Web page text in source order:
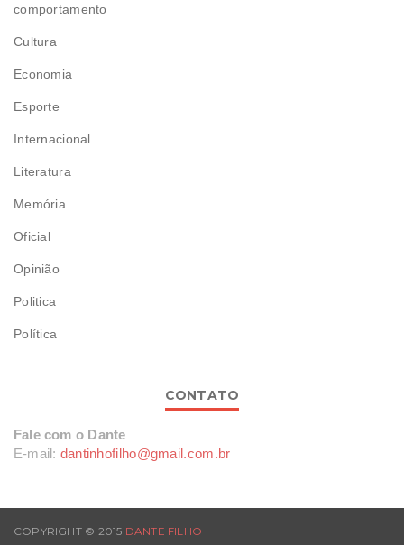
comportamento
Cultura
Economia
Esporte
Internacional
Literatura
Memória
Oficial
Opinião
Politica
Política
CONTATO
Fale com o Dante
E-mail: dantinhofilho@gmail.com.br
COPYRIGHT © 2015 DANTE FILHO